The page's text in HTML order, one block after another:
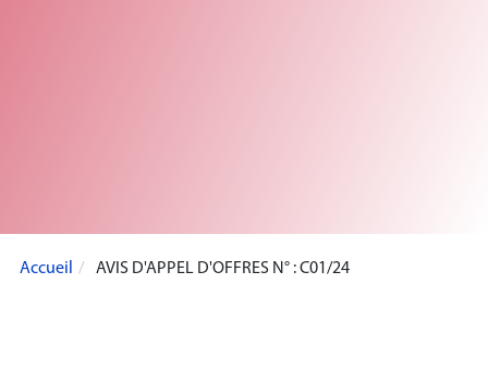
Accueil AVIS D'APPEL D'OFFRES N° : C01/24